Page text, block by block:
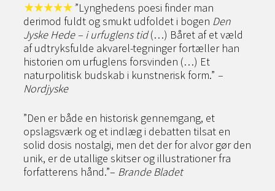
”Lynghedens poesi finder man
derimod fuldt og smukt udfoldet i bogen Den
Jyske Hede – i urfuglens tid(…) Båret af et væld
af udtryksfulde akvarel-tegninger fortæller han
historien om urfuglens forsvinden (…) Et
naturpolitisk budskab i kunstnerisk form.” –
Nordjyske
”Den er både en historisk gennemgang, et
opslagsværk og et indlæg i debatten tilsat en
solid dosis nostalgi, men det der for alvor gør den
unik, er de utallige skitser og illustrationer fra
forfatterens hånd.”– Brande Bladet